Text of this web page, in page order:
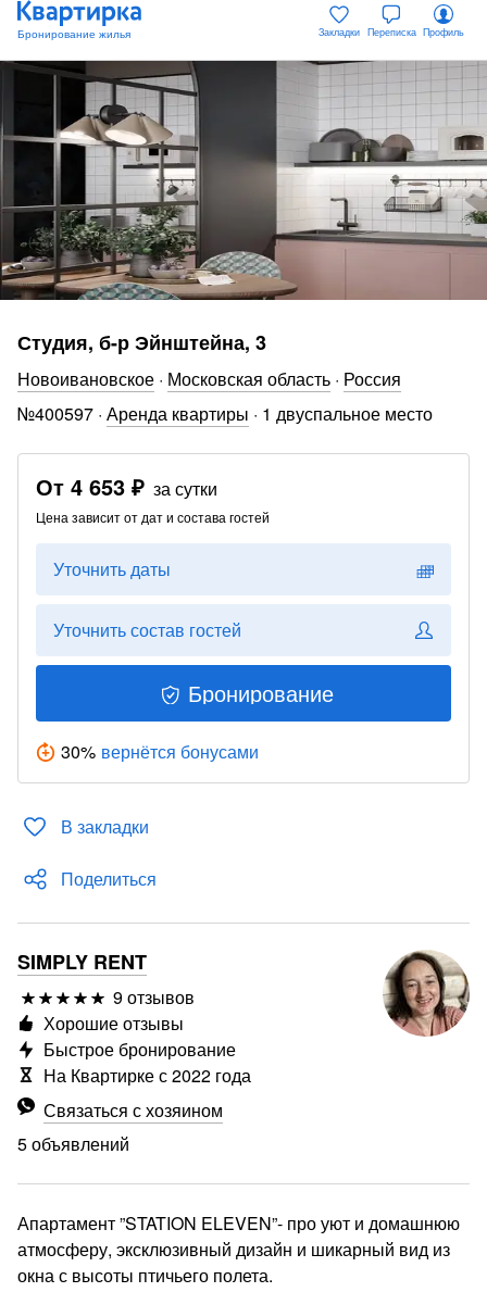
Закладки Переписка Профиль
Студия, б-р Эйнштейна, 3
Новоивановское · Московская область · Россия
№400597 · Аренда квартиры · 1 двуспальное место
От 4 653 ₽ за сутки
Цена зависит от дат и состава гостей
Уточнить даты
Уточнить состав гостей
Бронирование
30% вернётся бонусами
В закладки
Поделиться
SIMPLY RENT
9 отзывов
Связаться с хозяином
5 объявлений
Хорошие отзывы
Быстрое бронирование
На Квартирке с 2022 года
Апартамент ”STATION ELEVEN”- про уют и домашнюю
атмосферу, эксклюзивный дизайн и шикарный вид из
окна с высоты птичьего полета.